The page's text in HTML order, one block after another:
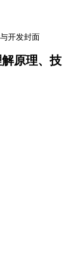
解原理、技